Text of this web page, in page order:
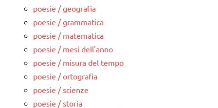
poesie / geografia
poesie / grammatica
poesie / matematica
poesie / mesi dell'anno
poesie / misura del tempo
poesie / ortografia
poesie / scienze
poesie / storia